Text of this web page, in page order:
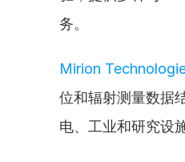
务。
Mirion
位和辐射测量数据
电、工业和研究设施